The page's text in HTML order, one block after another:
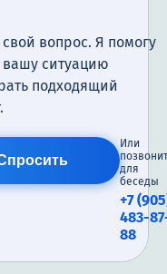
вопрос. Я помогу
вашу ситуацию
подходящий
Или
для
беседы
+7
483-
88